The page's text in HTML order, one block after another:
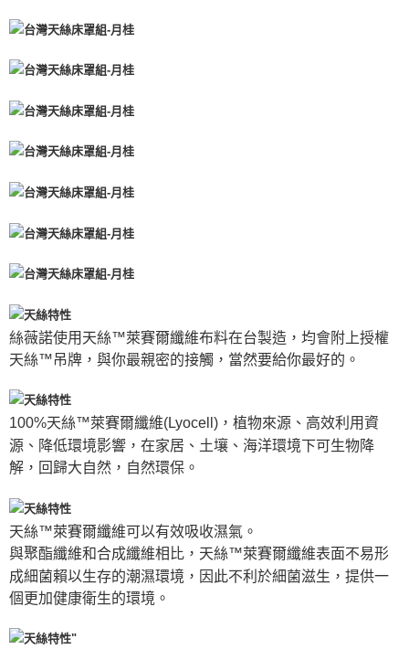
絲薇諾使用天絲™萊賽爾纖維布料在台製造，均會附上授權
天絲™吊牌，與你最親密的接觸，當然要給你最好的。
100%天絲™萊賽爾纖維(Lyocell)，植物來源、高效利用資
源、降低環境影響，在家居、土壤、海洋環境下可生物降
解，回歸大自然，自然環保。
天絲™萊賽爾纖維可以有效吸收濕氣。
與聚酯纖維和合成纖維相比，天絲™萊賽爾纖維表面不易形
成細菌賴以生存的潮濕環境，因此不利於細菌滋生，提供一
個更加健康衛生的環境。